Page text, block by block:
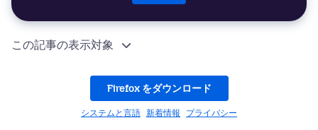
この記事の表示対象
Firefox をダウンロード
システムと言語 新着情報 プライバシー